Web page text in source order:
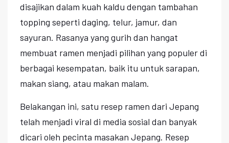
disajikan dalam kuah kaldu dengan tambahan
topping seperti daging, telur, jamur, dan
sayuran. Rasanya yang gurih dan hangat
membuat ramen menjadi pilihan yang populer di
berbagai kesempatan, baik itu untuk sarapan,
makan siang, atau makan malam.
Belakangan ini, satu resep ramen dari Jepang
telah menjadi viral di media sosial dan banyak
dicari oleh pecinta masakan Jepang. Resep